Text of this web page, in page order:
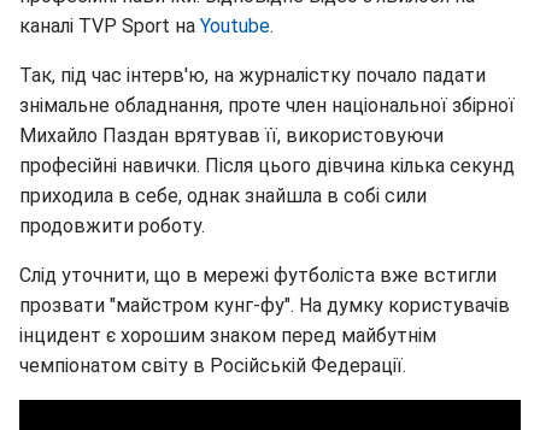
каналі TVP Sport на Youtube.
Так, під час інтерв'ю, на журналістку почало падати
знімальне обладнання, проте член національної збірної
Михайло Паздан врятував її, використовуючи
професійні навички. Після цього дівчина кілька секунд
приходила в себе, однак знайшла в собі сили
продовжити роботу.
Слід уточнити, що в мережі футболіста вже встигли
прозвати "майстром кунг-фу". На думку користувачів
інцидент є хорошим знаком перед майбутнім
чемпіонатом світу в Російській Федерації.